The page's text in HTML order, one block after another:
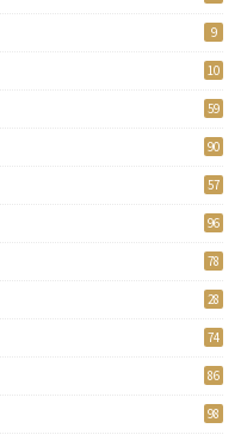
9
10
59
90
57
96
78
28
74
86
98